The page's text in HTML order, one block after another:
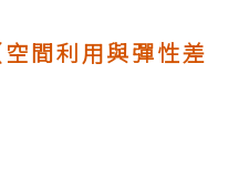
空間利用與彈性差